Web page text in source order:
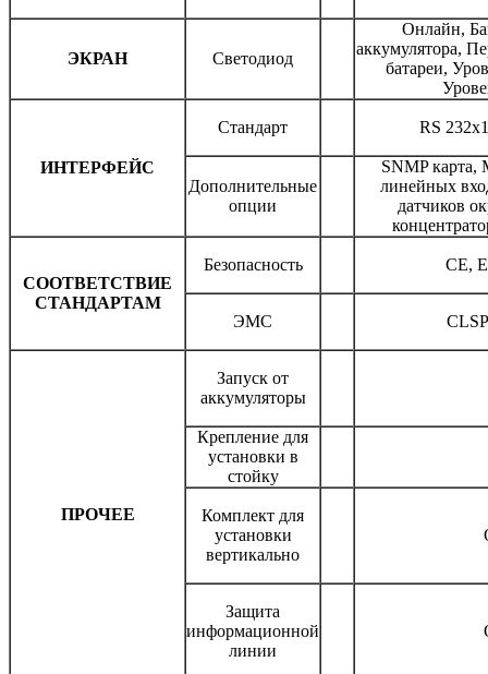
ЭКРАН Светодиод
Онлайн,
аккумулятора,
батареи,
ИНТЕРФЕЙС
Стандарт RS
Дополнительные
опции
SNMP карта,
линейных
датчиков
СООТВЕТСТВИЕ
СТАНДАРТАМ
Безопасность CE,
ЭМС
ПРОЧЕЕ
Запуск от
аккумуляторы
Крепление для
установки в
стойку
Комплект для
установки
вертикально
Защита
информационной
линии